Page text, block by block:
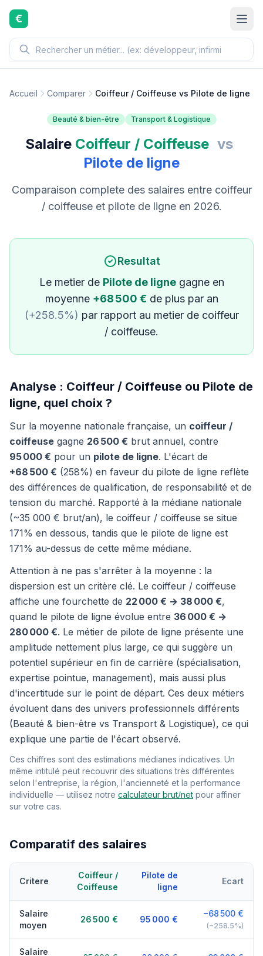
Aller au contenu principal
€
Accueil Comparer Coiffeur / Coiffeuse vs Pilote de ligne
Beauté & bien-être Transport & Logistique
Salaire Coiffeur / Coiffeuse vs
Pilote de ligne
Comparaison complete des salaires entre coiffeur
/ coiffeuse et pilote de ligne en 2026.
Resultat
Le metier de Pilote de lignegagne en
moyenne +68 500 € de plus par an
(+258.5%) par rapport au metier de coiffeur
/ coiffeuse.
Analyse : Coiffeur / Coiffeuse ou Pilote de
ligne, quel choix ?
Sur la moyenne nationale française, un coiffeur /
coiffeuse gagne 26 500 € brut annuel, contre
95 000 € pour un pilote de ligne. L'écart de
+68 500 € (258%) en faveur du pilote de ligne reflète
des différences de qualification, de responsabilité et de
tension du marché. Rapporté à la médiane nationale
(~35 000 € brut/an), le coiffeur / coiffeuse se situe
171% en dessous, tandis que le pilote de ligne est
171% au-dessus de cette même médiane.
Attention à ne pas s'arrêter à la moyenne : la
dispersion est un critère clé. Le coiffeur / coiffeuse
affiche une fourchette de 22 000 € → 38 000 €,
quand le pilote de ligne évolue entre 36 000 € →
280 000 €. Le métier de pilote de ligne présente une
amplitude nettement plus large, ce qui suggère un
potentiel supérieur en fin de carrière (spécialisation,
expertise pointue, management), mais aussi plus
d'incertitude sur le point de départ. Ces deux métiers
évoluent dans des univers professionnels différents
(Beauté & bien-être vs Transport & Logistique), ce qui
explique une partie de l'écart observé.
Ces chiffres sont des estimations médianes indicatives. Un
même intitulé peut recouvrir des situations très différentes
selon l'entreprise, la région, l'ancienneté et la performance
individuelle — utilisez notre calculateur brut/net pour affiner
sur votre cas.
Comparatif des salaires
Critere
Coiffeur /
Coiffeuse
Pilote de
ligne
Ecart
Salaire
moyen
26 500 € 95 000 €
−68 500 €
(−258.5%)
Salaire